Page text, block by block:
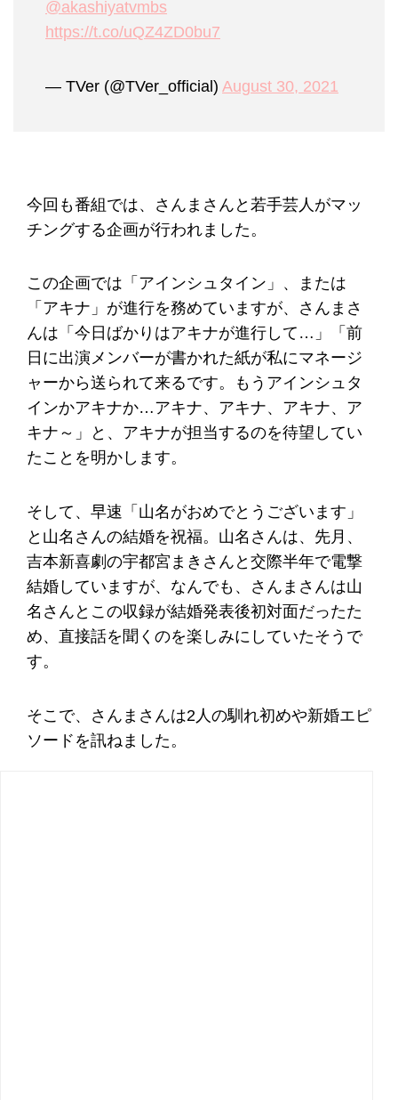
@akashiyatvmbs
https://t.co/uQZ4ZD0bu7
— TVer (@TVer_official) August 30, 2021
今回も番組では、さんまさんと若手芸人がマッ
チングする企画が行われました。
この企画では「アインシュタイン」、または
「アキナ」が進行を務めていますが、さんまさ
んは「今日ばかりはアキナが進行して…」「前
日に出演メンバーが書かれた紙が私にマネージ
ャーから送られて来るです。もうアインシュタ
インかアキナか…アキナ、アキナ、アキナ、ア
キナ～」と、アキナが担当するのを待望してい
たことを明かします。
そして、早速「山名がおめでとうございます」
と山名さんの結婚を祝福。山名さんは、先月、
吉本新喜劇の宇都宮まきさんと交際半年で電撃
結婚していますが、なんでも、さんまさんは山
名さんとこの収録が結婚発表後初対面だったた
め、直接話を聞くのを楽しみにしていたそうで
す。
そこで、さんまさんは2人の馴れ初めや新婚エピ
ソードを訊ねました。